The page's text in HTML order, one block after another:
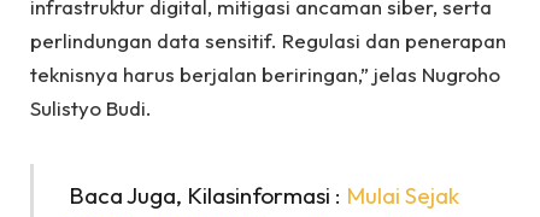
infrastruktur digital, mitigasi ancaman siber, serta
perlindungan data sensitif. Regulasi dan penerapan
teknisnya harus berjalan beriringan,” jelas Nugroho
Sulistyo Budi.
Baca Juga, Kilasinformasi : Mulai Sejak